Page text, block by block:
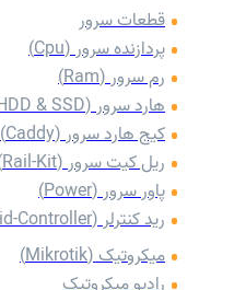
قطعات سرور
پردازنده سرور (Cpu)
رم سرور (Ram)
هارد سرور (HDD & SSD)
کیج هارد سرور (Caddy)
‌ریل کیت سرور (Rail-Kit)
پاور سرور (Power)
رید کنترلر (Raid-Controller)
میکروتیک (Mikrotik)
رادیو میکروتیک